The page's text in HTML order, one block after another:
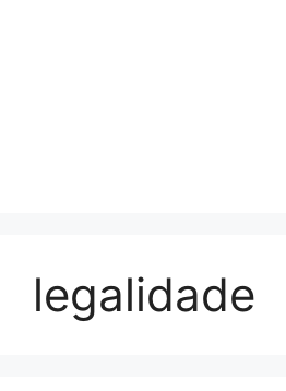
legalidade